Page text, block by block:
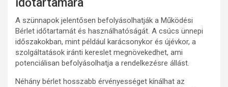
időtartamára
A szünnapok jelentősen befolyásolhatják a Működési
Bérlet időtartamát és használhatóságát. A csúcs ünnepi
időszakokban, mint például karácsonykor és újévkor, a
szolgáltatások iránti kereslet megnövekedhet, ami
potenciálisan befolyásolhatja a rendelkezésre állást.
Néhány bérlet hosszabb érvényességet kínálhat az